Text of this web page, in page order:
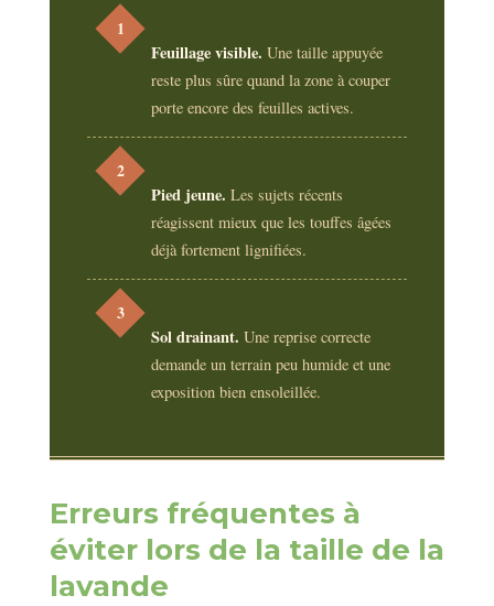
1
Feuillage visible. Une taille appuyée
reste plus sûre quand la zone à couper
porte encore des feuilles actives.
2
Pied jeune. Les sujets récents
réagissent mieux que les touffes âgées
déjà fortement lignifiées.
3
Sol drainant. Une reprise correcte
demande un terrain peu humide et une
exposition bien ensoleillée.
Erreurs fréquentes à
éviter lors de la taille de la
lavande